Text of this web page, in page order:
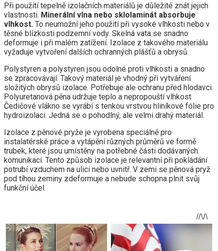
Při použití tepelně izolačních materiálů je důležité znát jejich
vlastnosti. Minerální vlna nebo sklolaminát absorbuje
vlhkost. To neumožní jeho použití při vysoké vlhkosti nebo v
těsné blízkosti podzemní vody. Skelná vata se snadno
deformuje i při malém zatížení. Izolace z takového materiálu
vyžaduje vytvoření dalších ochranných plášťů a obrysů.
Polystyren a polystyren jsou odolné proti vlhkosti a snadno
se zpracovávají. Takový materiál je vhodný při vytváření
složitých obrysů izolace. Potřebuje ale ochranu před hlodavci.
Polyuretanová pěna udržuje teplo a nepropouští vlhkost.
Čedičové vlákno se vyrábí s tenkou vrstvou hliníkové fólie pro
hydroizolaci. Jedná se o pohodlný, ale velmi drahý materiál.
Izolace z pěnové pryže je vyrobena speciálně pro
instalatérské práce a vytápění různých průměrů ve formě
trubek, které jsou umístěny na potřebné části dodávaných
komunikací. Tento způsob izolace je relevantní při pokládání
potrubí vzduchem na ulici nebo uvnitř. V zemi se pěnová pryž
pod tíhou zeminy zdeformuje a nebude schopna plnit svůj
funkční účel.